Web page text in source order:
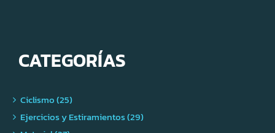
CATEGORÍAS
Ciclismo (25)
Ejercicios y Estiramientos (29)